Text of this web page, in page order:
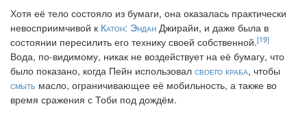
Хотя её тело состояло из бумаги, она оказалась практически
невосприимчивой к Катон: Эндан Джирайи, и даже была в
состоянии пересилить его технику своей собственной.[19]
Вода, по-видимому, никак не воздействует на её бумагу, что
было показано, когда Пейн использовал своего краба, чтобы
смыть масло, ограничивающее её мобильность, а также во
время сражения с Тоби под дождём.